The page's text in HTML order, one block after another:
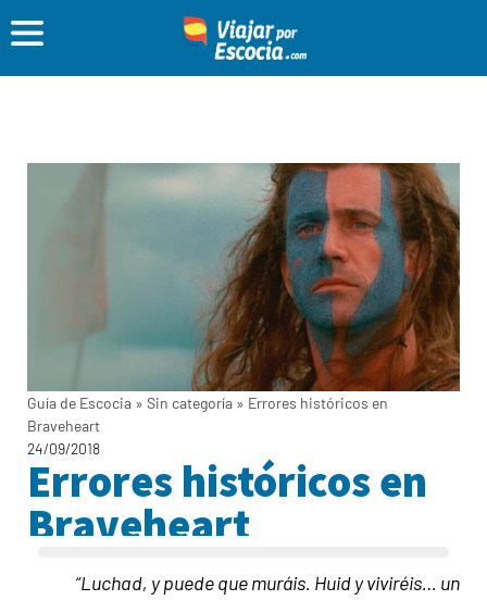
Guía de Escocia » Sin categoría » Errores históricos en
Braveheart
24/09/2018
Errores históricos en
Braveheart
“Luchad, y puede que muráis. Huid y viviréis… un